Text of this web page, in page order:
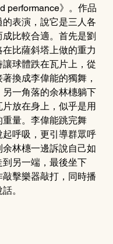
performance》。作品
表演，說它是三人各
成比較合適。首先是劉
比薩斜塔上做的重力
球體跌在瓦片上，從
換成李偉能的獨舞，
一角落的余林橞躺下
放在身上，似乎是用
量。李偉能跳完舞
呼吸，更引導群眾呼
林橞一邊訴說自己如
另一端，最後坐下
擊樂器敲打，同時播
。